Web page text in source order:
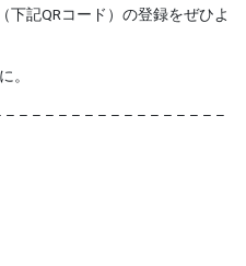
下記QRコード）の登録をぜひよ
。
– – – – – – – – – – – – – – – –